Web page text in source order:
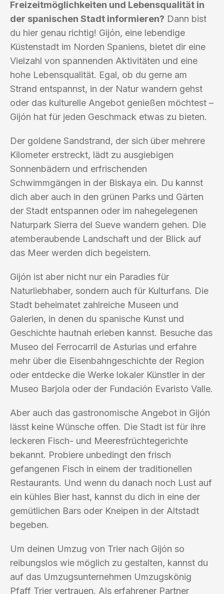
Freizeitmöglichkeiten und Lebensqualität in
der spanischen Stadt informieren? Dann bist
du hier genau richtig! Gijón, eine lebendige
Küstenstadt im Norden Spaniens, bietet dir eine
Vielzahl von spannenden Aktivitäten und eine
hohe Lebensqualität. Egal, ob du gerne am
Strand entspannst, in der Natur wandern gehst
oder das kulturelle Angebot genießen möchtest –
Gijón hat für jeden Geschmack etwas zu bieten.
Der goldene Sandstrand, der sich über mehrere
Kilometer erstreckt, lädt zu ausgiebigen
Sonnenbädern und erfrischenden
Schwimmgängen in der Biskaya ein. Du kannst
dich aber auch in den grünen Parks und Gärten
der Stadt entspannen oder im nahegelegenen
Naturpark Sierra del Sueve wandern gehen. Die
atemberaubende Landschaft und der Blick auf
das Meer werden dich begeistern.
Gijón ist aber nicht nur ein Paradies für
Naturliebhaber, sondern auch für Kulturfans. Die
Stadt beheimatet zahlreiche Museen und
Galerien, in denen du spanische Kunst und
Geschichte hautnah erleben kannst. Besuche das
Museo del Ferrocarril de Asturias und erfahre
mehr über die Eisenbahngeschichte der Region
oder entdecke die Werke lokaler Künstler in der
Museo Barjola oder der Fundación Evaristo Valle.
Aber auch das gastronomische Angebot in Gijón
lässt keine Wünsche offen. Die Stadt ist für ihre
leckeren Fisch- und Meeresfrüchtegerichte
bekannt. Probiere unbedingt den frisch
gefangenen Fisch in einem der traditionellen
Restaurants. Und wenn du danach noch Lust auf
ein kühles Bier hast, kannst du dich in eine der
gemütlichen Bars oder Kneipen in der Altstadt
begeben.
Um deinen Umzug von Trier nach Gijón so
reibungslos wie möglich zu gestalten, kannst du
auf das Umzugsunternehmen Umzugskönig
Pfaff Trier vertrauen. Als erfahrener Partner